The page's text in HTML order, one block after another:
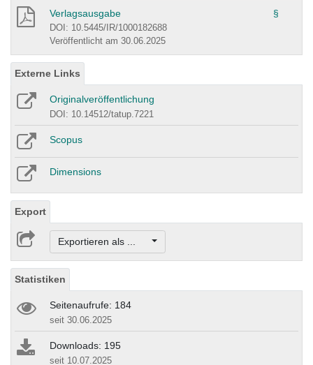
Verlagsausgabe §
DOI: 10.5445/IR/1000182688
Veröffentlicht am 30.06.2025
Externe Links
Originalveröffentlichung
DOI: 10.14512/tatup.7221
Scopus
Dimensions
Export
Exportieren als ...
Statistiken
Seitenaufrufe: 184
seit 30.06.2025
Downloads: 195
seit 10.07.2025